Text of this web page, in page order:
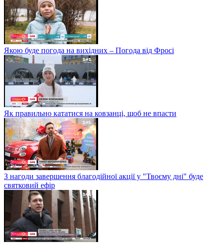
Якою буде погода на вихідних – Погода від Фросі
Як правильно кататися на ковзанці, щоб не впасти
З нагоди завершення благодійної акції у "Твоєму дні" буде
святковий ефір